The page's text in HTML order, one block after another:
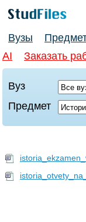
Вузы
AI
Заказать
Вуз
Предмет